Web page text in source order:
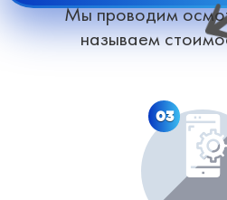
Мы проводим
называем
03